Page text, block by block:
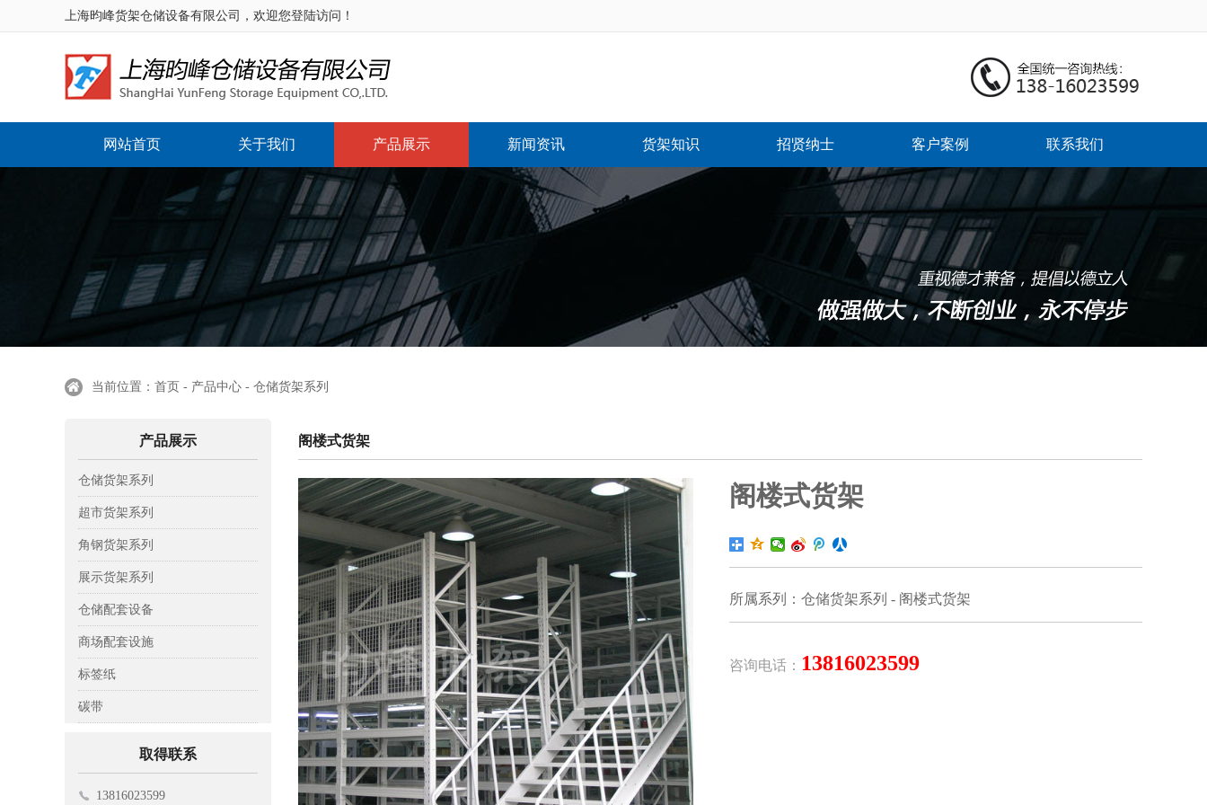
上海昀峰货架仓储设备有限公司，欢迎您登陆访问！
网站首页 关于我们 产品展示 新闻资讯 货架知识 招贤纳士 客户案例 联系我们
当前位置：首页 - 产品中心 - 仓储货架系列
产品展示
仓储货架系列
轻型仓储货架
中A型仓储货架
中B型仓储货架
重型仓储货架
阁楼式货架
模具货架
悬臂式货架
超市货架系列
背网超市货架
背板超市货架
背孔超市货架
钢木超市货架
角钢货架系列
木层板货架
钢层板货架
展示货架系列
彩铝展示架
置物架
工具架
仓储配套设备
托盘
托板车
平板车
磁性材料卡
商场配套设施
收银台
挂钩
促销台
标签纸
标签纸
碳带
取得联系
13816023599
阁楼式货架
阁楼式货架
所属系列：仓储货架系列 - 阁楼式货架
咨询电话： 13816023599